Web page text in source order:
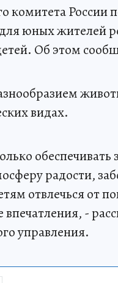
комитета
юных жителей
Об этом
видах.
обеспечивать
радости,
отвлечься от
впечатления, -
управления.